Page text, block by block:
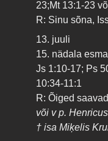
23;Mt 13:1-23
R: Sinu sõna,
13. juuli
15. nädala
Js 1:10-17; Ps
10:34-11:1
R: Õiged
või v p. Henricus
† isa Miķelis